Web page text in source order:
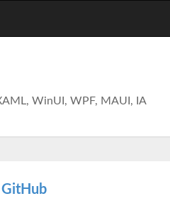
WinUI, WPF, MAUI, IA